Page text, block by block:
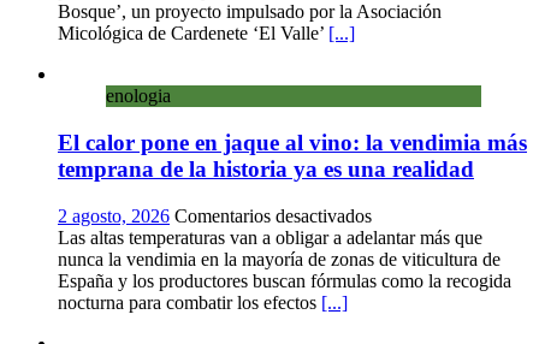
sus
aire
libre
con
innovadora
ruta
sobre
micología
Bosque’, un proyecto impulsado por la Asociación
Micológica de Cardenete ‘El Valle’ [...]
enologia
El calor pone en jaque al vino: la vendimia más
temprana de la historia ya es una realidad
2 agosto, 2026 Comentarios desactivadosen
El
calor
pone
Las altas temperaturas van a obligar a adelantar más que
nunca la vendimia en la mayoría de zonas de viticultura de
España y los productores buscan fórmulas como la recogida
nocturna para combatir los efectos [...]